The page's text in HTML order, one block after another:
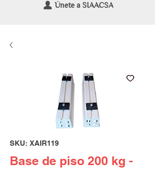
Únete a SIAACSA
SKU: XAIR119
Base de piso 200 kg -